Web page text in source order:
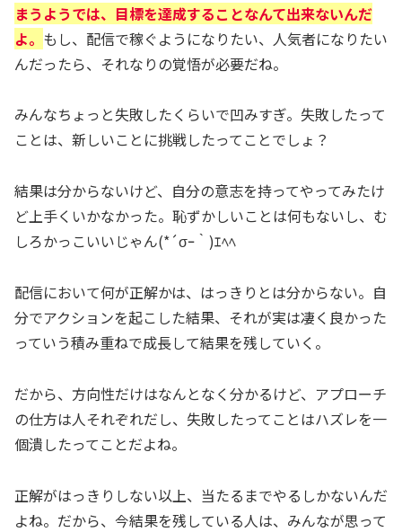
まうようでは、目標を達成することなんて出来ないんだ
よ。 もし、配信で稼ぐようになりたい、人気者になりたい
んだったら、それなりの覚悟が必要だね。
みんなちょっと失敗したくらいで凹みすぎ。失敗したって
ことは、新しいことに挑戦したってことでしょ？
結果は分からないけど、自分の意志を持ってやってみたけ
ど上手くいかなかった。恥ずかしいことは何もないし、む
しろかっこいいじゃん(*´σｰ｀)ｴﾍﾍ
配信において何が正解かは、はっきりとは分からない。自
分でアクションを起こした結果、それが実は凄く良かった
っていう積み重ねで成長して結果を残していく。
だから、方向性だけはなんとなく分かるけど、アプローチ
の仕方は人それぞれだし、失敗したってことはハズレを一
個潰したってことだよね。
正解がはっきりしない以上、当たるまでやるしかないんだ
よね。だから、今結果を残している人は、みんなが思って